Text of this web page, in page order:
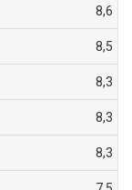
8,6
8,5
8,3
8,3
8,3